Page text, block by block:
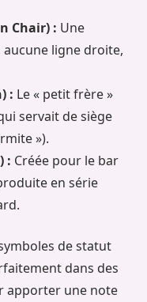
Chair) : Une
ligne droite,
: Le « petit frère »
servait de siège
»).
: Créée pour le bar
en série
de statut
dans des
apporter une note